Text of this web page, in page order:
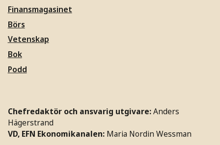
Finansmagasinet
Börs
Vetenskap
Bok
Podd
Chefredaktör och ansvarig utgivare: Anders
Hägerstrand
VD, EFN Ekonomikanalen: Maria Nordin Wessman